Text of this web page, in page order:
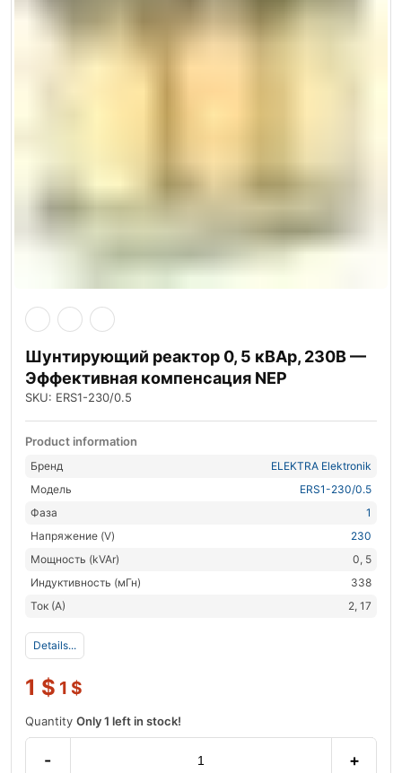
Шунтирующий реактор 0, 5 кВАр, 230В —
Эффективная компенсация NEP
SKU: ERS1-230/0.5
Product information
Бренд
ELEKTRA Elektronik
Модель
ERS1-230/0.5
Фаза
1
Напряжение (V)
230
Мощность (kVAr)
0, 5
Индуктивность (мГн)
338
Ток (А)
2, 17
Details...
1 $ 1 $
Quantity Only 1 left in stock!
- +